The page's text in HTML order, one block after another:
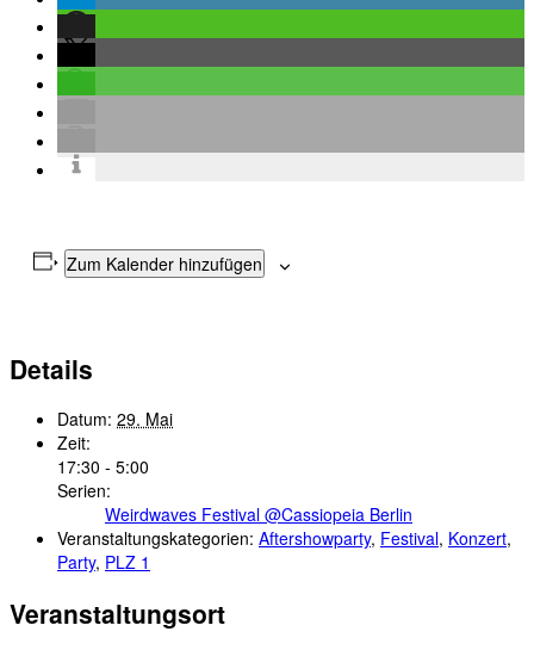
Zum Kalender hinzufügen
Details
Datum: 29. Mai
Zeit:
17:30 - 5:00
Serien:
Weirdwaves Festival @Cassiopeia Berlin
Veranstaltungskategorien: Aftershowparty, Festival, Konzert,
Party, PLZ 1
Veranstaltungsort